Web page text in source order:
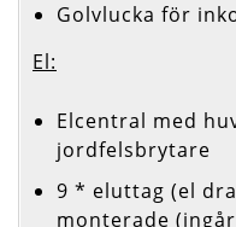
Golvlucka för
El:
Elcentral med
jordfelsbrytare
9 * eluttag (el
monterade